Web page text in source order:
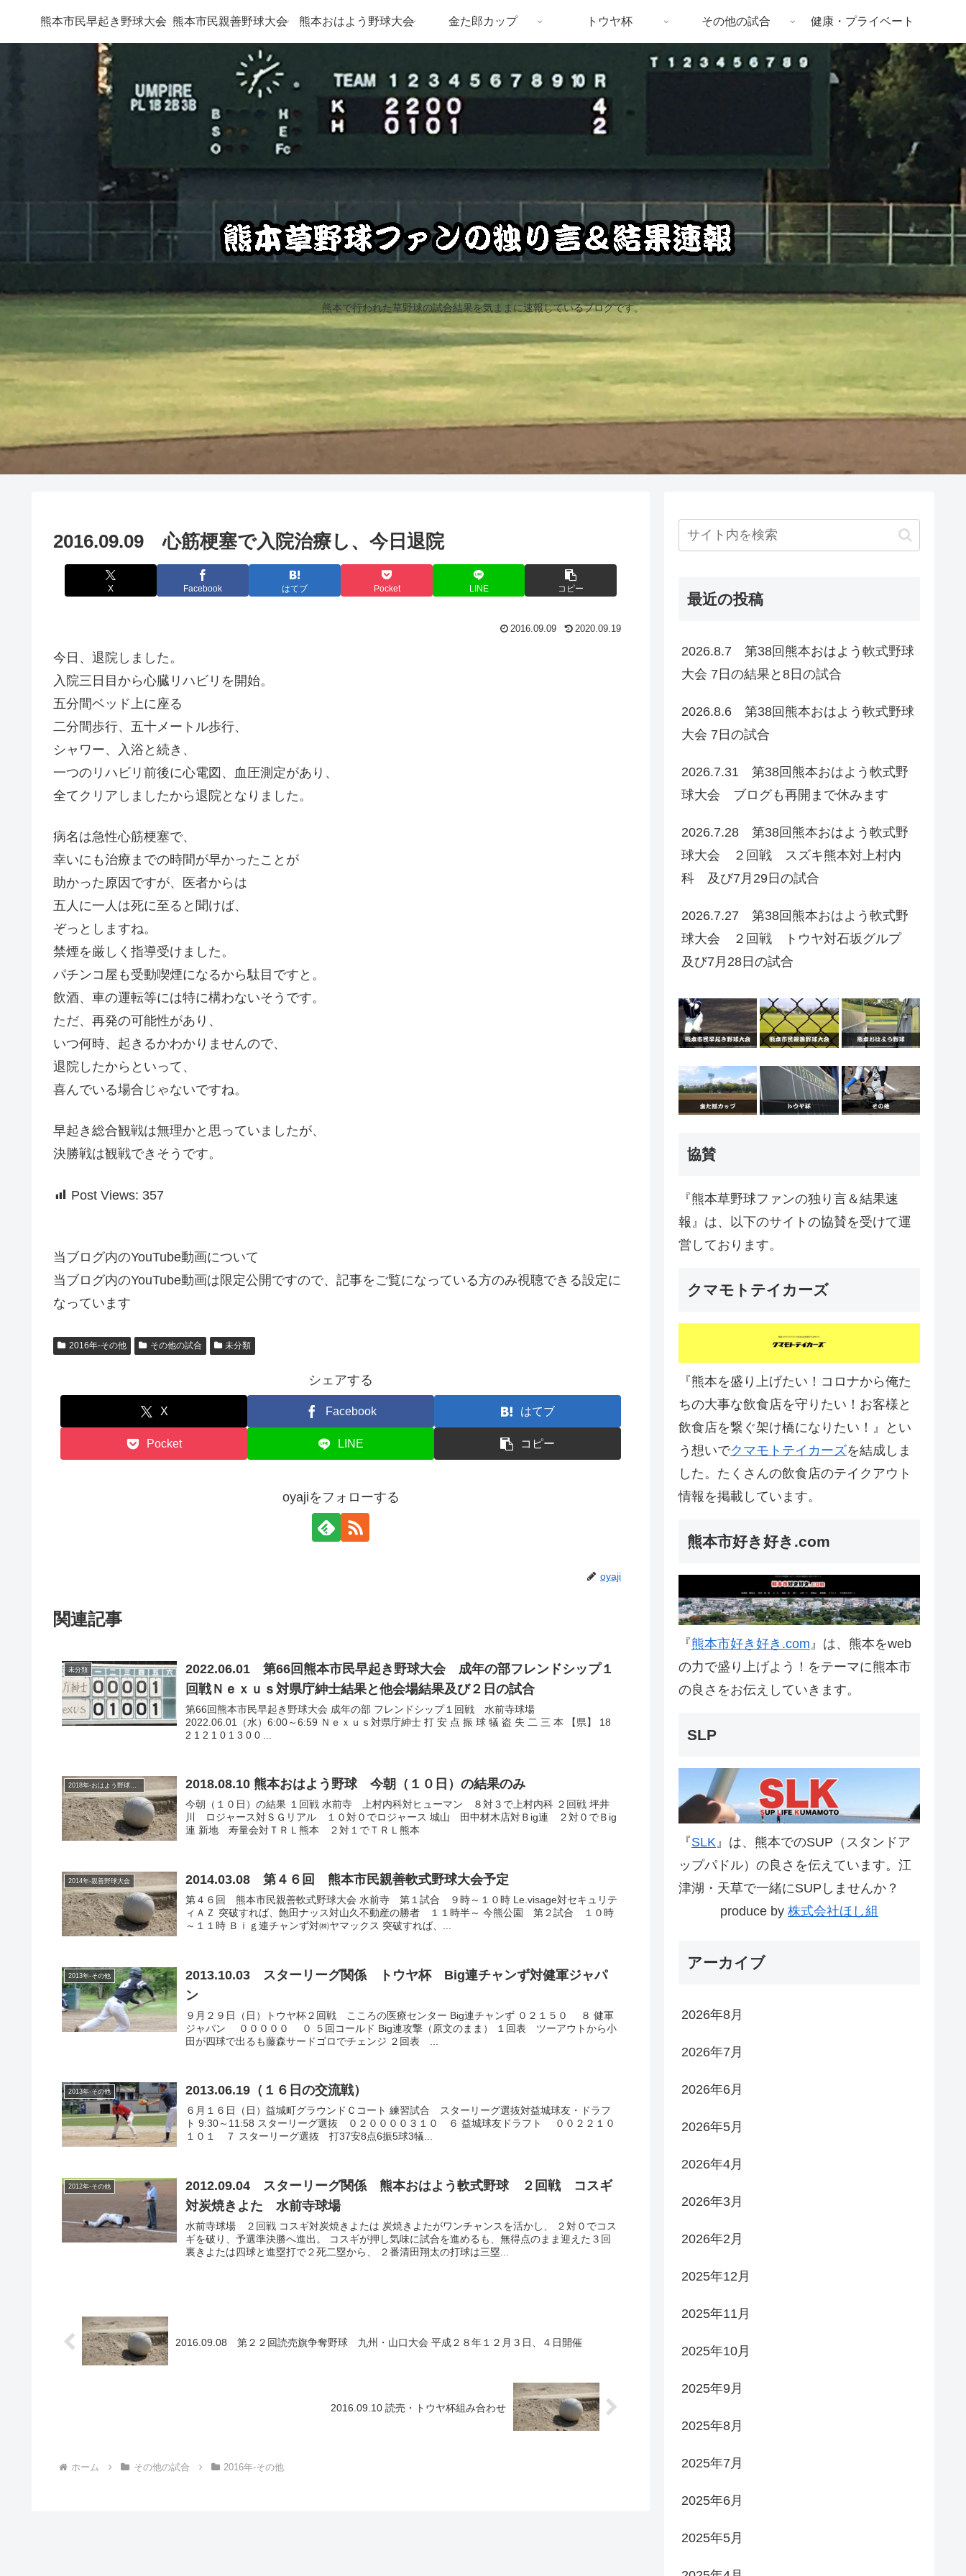
熊本で行われた草野球の試合結果を気ままに速報しているブログです。
熊本市民早起き野球大会 熊本市民親善野球大会 熊本おはよう野球大会 金た郎カップ トウヤ杯 その他の試合 健康・プライベート
2016.09.09 心筋梗塞で入院治療し、今日退院
X Facebook はてブ Pocket LINE コピー
2016.09.09 2020.09.19
今日、退院しました。
入院三日目から心臓リハビリを開始。
五分間ベッド上に座る
二分間歩行、五十メートル歩行、
シャワー、入浴と続き、
一つのリハビリ前後に心電図、血圧測定があり、
全てクリアしましたから退院となりました。
病名は急性心筋梗塞で、
幸いにも治療までの時間が早かったことが
助かった原因ですが、医者からは
五人に一人は死に至ると聞けば、
ぞっとしますね。
禁煙を厳しく指導受けました。
パチンコ屋も受動喫煙になるから駄目ですと。
飲酒、車の運転等には特に構わないそうです。
ただ、再発の可能性があり、
いつ何時、起きるかわかりませんので、
退院したからといって、
喜んでいる場合じゃないですね。
早起き総合観戦は無理かと思っていましたが、
決勝戦は観戦できそうです。
Post Views: 357
当ブログ内のYouTube動画について
当ブログ内のYouTube動画は限定公開ですので、記事をご覧になっている方のみ視聴できる設定に
なっています
2016年-その他 その他の試合 未分類
シェアする
X Facebook はてブ
Pocket LINE コピー
oyajiをフォローする
oyaji
関連記事
未分類
2022.06.01 第66回熊本市民早起き野球大会 成年の部フレンドシップ１
回戦Ｎｅｘｕｓ対県庁紳士結果と他会場結果及び２日の試合
第66回熊本市民早起き野球大会 成年の部 フレンドシップ１回戦 水前寺球場
2022.06.01（水）6:00～6:59 Ｎｅｘｕｓ対県庁紳士 打 安 点 振 球 犠 盗 失 二 三 本 【県】 18
2 1 2 1 0 1 3 0 0 ...
2018年-おはよう野球大会 2018.08.10 熊本おはよう野球 今朝（１０日）の結果のみ
今朝（１０日）の結果 １回戦 水前寺 上村内科対ヒューマン ８対３で上村内科 ２回戦 坪井
川 ロジャース対ＳＧリアル １０対０でロジャース 城山 田中材木店対Ｂig連 ２対０でＢig
連 新地 寿量会対ＴＲＬ熊本 ２対１でＴＲＬ熊本
2014年-親善野球大会 2014.03.08 第４６回 熊本市民親善軟式野球大会予定
第４６回 熊本市民親善軟式野球大会 水前寺 第１試合 ９時～１０時 Le.visage対セキュリテ
ィＡＺ 突破すれば、飽田ナッス対山久不動産の勝者 １１時半～ 今熊公園 第２試合 １０時
～１１時 Ｂｉｇ連チャンず対㈱ヤマックス 突破すれば、...
2013年-その他
2013.10.03 スターリーグ関係 トウヤ杯 Big連チャンず対健軍ジャパ
ン
９月２９日（日）トウヤ杯２回戦 こころの医療センター Big連チャンず ０２１５０ ８ 健軍
ジャパン ０００００ ０ ５回コールド Big連攻撃（原文のまま） １回表 ツーアウトから小
田が四球で出るも藤森サードゴロでチェンジ ２回表 ...
2013年-その他 2013.06.19（１６日の交流戦）
６月１６日（日）益城町グラウンドＣコート 練習試合 スターリーグ選抜対益城球友・ドラフ
ト 9:30～11:58 スターリーグ選抜 ０２００００３１０ ６ 益城球友ドラフト ００２２１０
１０１ ７ スターリーグ選抜 打37安8点6振5球3犠...
2012年-その他
2012.09.04 スターリーグ関係 熊本おはよう軟式野球 ２回戦 コスギ
対炭焼きよた 水前寺球場
水前寺球場 ２回戦 コスギ対炭焼きよたは 炭焼きよたがワンチャンスを活かし、 ２対０でコス
ギを破り、予選準決勝へ進出。 コスギが押し気味に試合を進めるも、無得点のまま迎えた３回
裏きよたは四球と進塁打で２死二塁から、 ２番清田翔太の打球は三塁...
2016.09.08 第２２回読売旗争奪野球 九州・山口大会 平成２８年１２月３日、４日開催
2016.09.10 読売・トウヤ杯組み合わせ
ホーム その他の試合 2016年-その他
最近の投稿
2026.8.7 第38回熊本おはよう軟式野球
大会 7日の結果と8日の試合
2026.8.6 第38回熊本おはよう軟式野球
大会 7日の試合
2026.7.31 第38回熊本おはよう軟式野
球大会 ブログも再開まで休みます
2026.7.28 第38回熊本おはよう軟式野
球大会 ２回戦 スズキ熊本対上村内
科 及び7月29日の試合
2026.7.27 第38回熊本おはよう軟式野
球大会 ２回戦 トウヤ対石坂グルプ
及び7月28日の試合
協賛
『熊本草野球ファンの独り言＆結果速
報』は、以下のサイトの協賛を受けて運
営しております。
クマモトテイカーズ
『熊本を盛り上げたい！コロナから俺た
ちの大事な飲食店を守りたい！お客様と
飲食店を繋ぐ架け橋になりたい！』とい
う想いでクマモトテイカーズを結成しま
した。たくさんの飲食店のテイクアウト
情報を掲載しています。
熊本市好き好き.com
『熊本市好き好き.com 』は、熊本をweb
の力で盛り上げよう！をテーマに熊本市
の良さをお伝えしていきます。
SLP
『SLK 』は、熊本でのSUP（スタンドア
ップパドル）の良さを伝えています。江
津湖・天草で一緒にSUPしませんか？
produce by 株式会社ほし組
アーカイブ
2026年8月
2026年7月
2026年6月
2026年5月
2026年4月
2026年3月
2026年2月
2025年12月
2025年11月
2025年10月
2025年9月
2025年8月
2025年7月
2025年6月
2025年5月